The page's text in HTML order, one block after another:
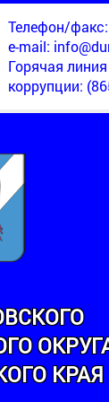
Телефон/
e-mail:
Горячая
коррупции:
КРАЯ